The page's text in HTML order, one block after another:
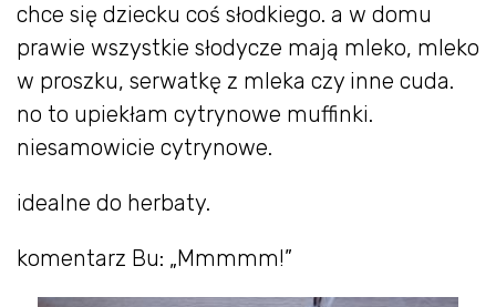
chce się dziecku coś słodkiego. a w domu
prawie wszystkie słodycze mają mleko, mleko
w proszku, serwatkę z mleka czy inne cuda.
no to upiekłam cytrynowe muffinki.
niesamowicie cytrynowe.
idealne do herbaty.
komentarz Bu: „Mmmmm!”